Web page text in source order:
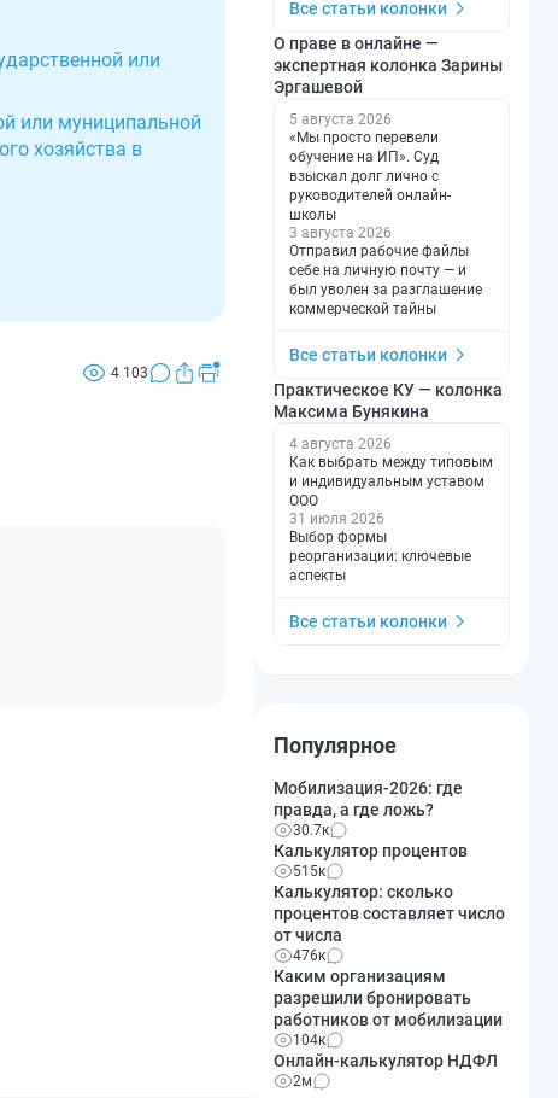
или
или муниципальной
хозяйства в
4 103
Все статьи колонки
О праве в онлайне —
экспертная колонка Зарины
Эргашевой
5 августа 2026
«Мы просто перевели
обучение на ИП». Суд
взыскал долг лично с
руководителей онлайн-
школы
3 августа 2026
Отправил рабочие файлы
себе на личную почту — и
был уволен за разглашение
коммерческой тайны
Все статьи колонки
Практическое КУ — колонка
Максима Бунякина
4 августа 2026
Как выбрать между типовым
и индивидуальным уставом
ООО
31 июля 2026
Выбор формы
реорганизации: ключевые
аспекты
Все статьи колонки
Популярное
Мобилизация-2026: где
правда, а где ложь?
30.7к
Калькулятор процентов
515к
Калькулятор: сколько
процентов составляет число
от числа
476к
Каким организациям
разрешили бронировать
работников от мобилизации
104к
Онлайн-калькулятор НДФЛ
2м